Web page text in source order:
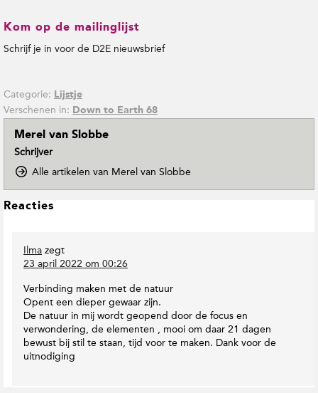
Kom op de mailinglijst
Schrijf je in voor de D2E nieuwsbrief
Categorie: Lijstje
Verschenen in: Down to Earth 68
Merel van Slobbe
Schrijver
Alle artikelen van Merel van Slobbe
t
h
M
LReacties
Ilma zegt
23 april 2022 om 00:26
Verbinding maken met de natuur
Opent een dieper gewaar zijn.
De natuur in mij wordt geopend door de focus en
verwondering, de elementen , mooi om daar 21 dagen
bewust bij stil te staan, tijd voor te maken. Dank voor de
uitnodiging